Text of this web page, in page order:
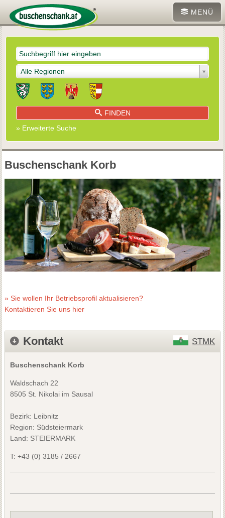
MENÜ
Alle Regionen
FINDEN
» Erweiterte Suche
Buschenschank Korb
» Sie wollen Ihr Betriebsprofil aktualisieren?
Kontaktieren Sie uns hier
Kontakt STMK
Buschenschank Korb
Waldschach 22
8505 St. Nikolai im Sausal
Bezirk: Leibnitz
Region: Südsteiermark
Land: STEIERMARK
T: +43 (0) 3185 / 2667